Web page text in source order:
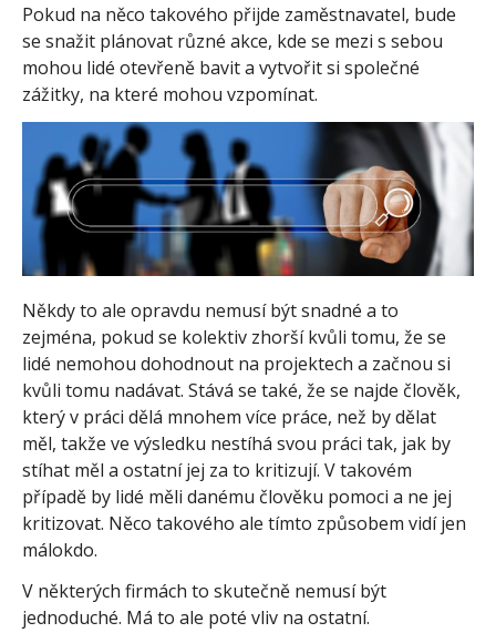
Pokud na něco takového přijde zaměstnavatel, bude
se snažit plánovat různé akce, kde se mezi s sebou
mohou lidé otevřeně bavit a vytvořit si společné
zážitky, na které mohou vzpomínat.
Někdy to ale opravdu nemusí být snadné a to
zejména, pokud se kolektiv zhorší kvůli tomu, že se
lidé nemohou dohodnout na projektech a začnou si
kvůli tomu nadávat. Stává se také, že se najde člověk,
který v práci dělá mnohem více práce, než by dělat
měl, takže ve výsledku nestíhá svou práci tak, jak by
stíhat měl a ostatní jej za to kritizují. V takovém
případě by lidé měli danému člověku pomoci a ne jej
kritizovat. Něco takového ale tímto způsobem vidí jen
málokdo.
V některých firmách to skutečně nemusí být
jednoduché. Má to ale poté vliv na ostatní.